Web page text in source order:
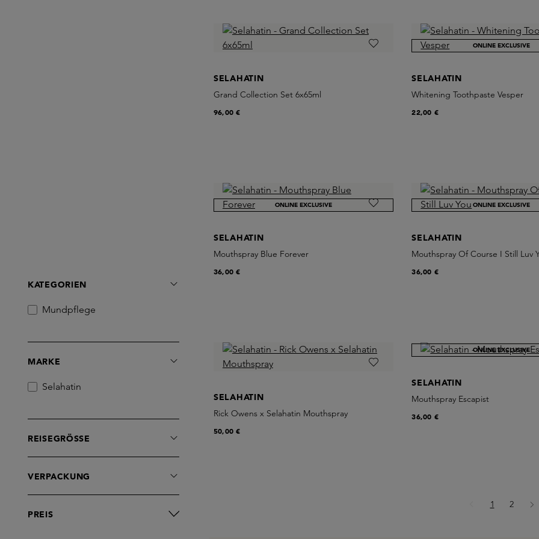
KATEGORIEN
Mundpflege
MARKE
Selahatin
REISEGRÖSSE
VERPACKUNG
PREIS
SELAHATIN
Grand Collection Set 6x65ml
96,00 €
ONLINE EXCLUSIVE
SELAHATIN
Whitening Toothpaste Vesper
22,00 €
ONLINE EXCLUSIVE
SELAHATIN
Mouthspray Blue Forever
36,00 €
ONLINE EXCLUSIVE
SELAHATIN
Mouthspray Of Course I Still Luv
36,00 €
SELAHATIN
Rick Owens x Selahatin Mouthspray
50,00 €
ONLINE EXCLUSIVE
SELAHATIN
Mouthspray Escapist
36,00 €
Seite
1 Seite
2